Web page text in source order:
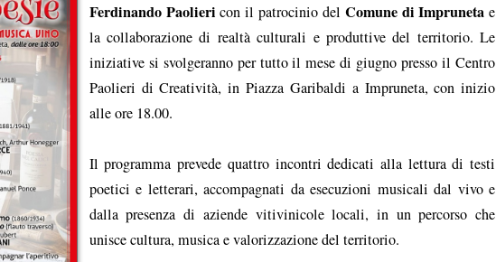
Ferdinando Paolieri con il patrocinio del Comune di Impruneta e
la collaborazione di realtà culturali e produttive del territorio. Le
iniziative si svolgeranno per tutto il mese di giugno presso il Centro
Paolieri di Creatività, in Piazza Garibaldi a Impruneta, con inizio
alle ore 18.00.
Il programma prevede quattro incontri dedicati alla lettura di testi
poetici e letterari, accompagnati da esecuzioni musicali dal vivo e
dalla presenza di aziende vitivinicole locali, in un percorso che
unisce cultura, musica e valorizzazione del territorio.